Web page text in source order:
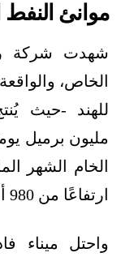
موانئ النفط
شهدت شركة
الخاص،
مليون برميل
ارتفاعًا من 980 ألف برميل يوميًا في يوليو/تموز.
واحتل ميناء